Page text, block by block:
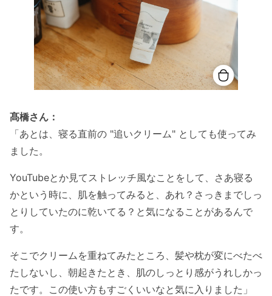
髙橋さん：
「あとは、寝る直前の "追いクリーム" としても使ってみ
ました。
YouTubeとか見てストレッチ風なことをして、さあ寝る
かという時に、肌を触ってみると、あれ？さっきまでしっ
とりしていたのに乾いてる？と気になることがあるんで
す。
そこでクリームを重ねてみたところ、髪や枕が変にべたべ
たしないし、朝起きたとき、肌のしっとり感がうれしかっ
たです。この使い方もすごくいいなと気に入りました」